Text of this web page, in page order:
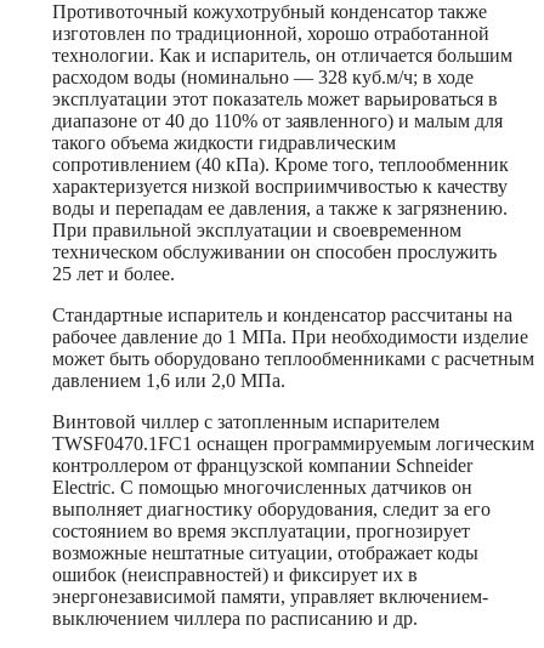
Противоточный кожухотрубный конденсатор также
изготовлен по традиционной, хорошо отработанной
технологии. Как и испаритель, он отличается большим
расходом воды (номинально — 328 куб.м/ч; в ходе
эксплуатации этот показатель может варьироваться в
диапазоне от 40 до 110% от заявленного) и малым для
такого объема жидкости гидравлическим
сопротивлением (40 кПа). Кроме того, теплообменник
характеризуется низкой восприимчивостью к качеству
воды и перепадам ее давления, а также к загрязнению.
При правильной эксплуатации и своевременном
техническом обслуживании он способен прослужить
25 лет и более.
Стандартные испаритель и конденсатор рассчитаны на
рабочее давление до 1 МПа. При необходимости изделие
может быть оборудовано теплообменниками с расчетным
давлением 1,6 или 2,0 МПа.
Винтовой чиллер с затопленным испарителем
TWSF0470.1FC1 оснащен программируемым логическим
контроллером от французской компании Schneider
Electric. С помощью многочисленных датчиков он
выполняет диагностику оборудования, следит за его
состоянием во время эксплуатации, прогнозирует
возможные нештатные ситуации, отображает коды
ошибок (неисправностей) и фиксирует их в
энергонезависимой памяти, управляет включением-
выключением чиллера по расписанию и др.